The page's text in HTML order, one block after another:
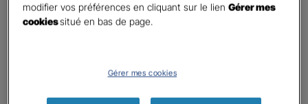
En cochant cette case et en soumettant ce formulaire,
j'accepte que mes données personnelles soient utilisées
modifier vos préférences en cliquant sur le lienGérer mes
cookiessitué en bas de page.
Gérer mes cookies